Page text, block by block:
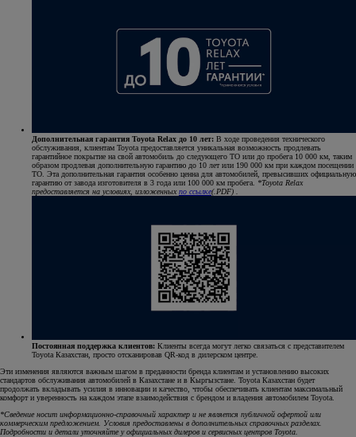
Дополнительная гарантия Toyota Relax до 10 лет: В ходе проведения технического
обслуживания, клиентам Toyota предоставляется уникальная возможность продлевать
гарантийное покрытие на свой автомобиль до следующего ТО или до пробега 10 000 км, таким
образом продлевая дополнительную гарантию до 10 лет или 190 000 км при каждом посещении
ТО. Эта дополнительная гарантия особенно ценна для автомобилей, превысивших официальную
гарантию от завода изготовителя в 3 года или 100 000 км пробега. *Toyota Relax
предоставляется на условиях, изложенныхпо ссылке(.PDF) .
Постоянная поддержка клиентов: Клиенты всегда могут легко связаться с представителем
Toyota Казахстан, просто отсканировав QR-код в дилерском центре.
Эти изменения являются важным шагом в преданности бренда клиентам и установлению высоких
стандартов обслуживания автомобилей в Казахстане и в Кыргызстане. Toyota Казахстан будет
продолжать вкладывать усилия в инновации и качество, чтобы обеспечивать клиентам максимальный
комфорт и уверенность на каждом этапе взаимодействия с брендом и владения автомобилем Toyota.
*Сведение носит информационно-справочный характер и не является публичной офертой или
коммерческим предложением. Условия предоставлены в дополнительных справочных разделах.
Подробности и детали уточняйте у официальных дилеров и сервисных центров Toyota.